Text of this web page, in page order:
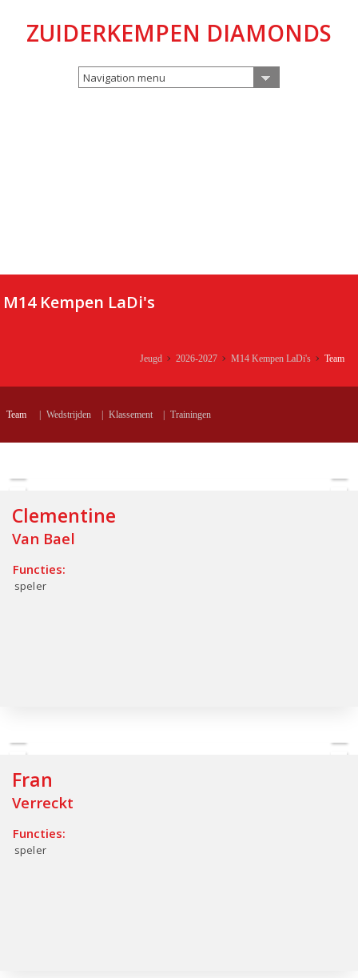
ZUIDERKEMPEN DIAMONDS
Navigation menu
M14 Kempen LaDi's
Jeugd 2026-2027 M14 Kempen LaDi's Team
Team Wedstrijden Klassement Trainingen
Clementine
Van Bael
Functies:
speler
Fran
Verreckt
Functies:
speler